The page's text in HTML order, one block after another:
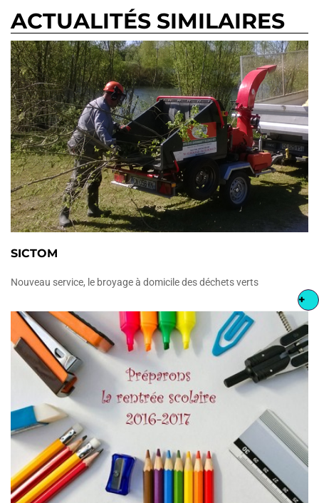
ACTUALITÉS SIMILAIRES
SICTOM
Nouveau service, le broyage à domicile des déchets verts
+